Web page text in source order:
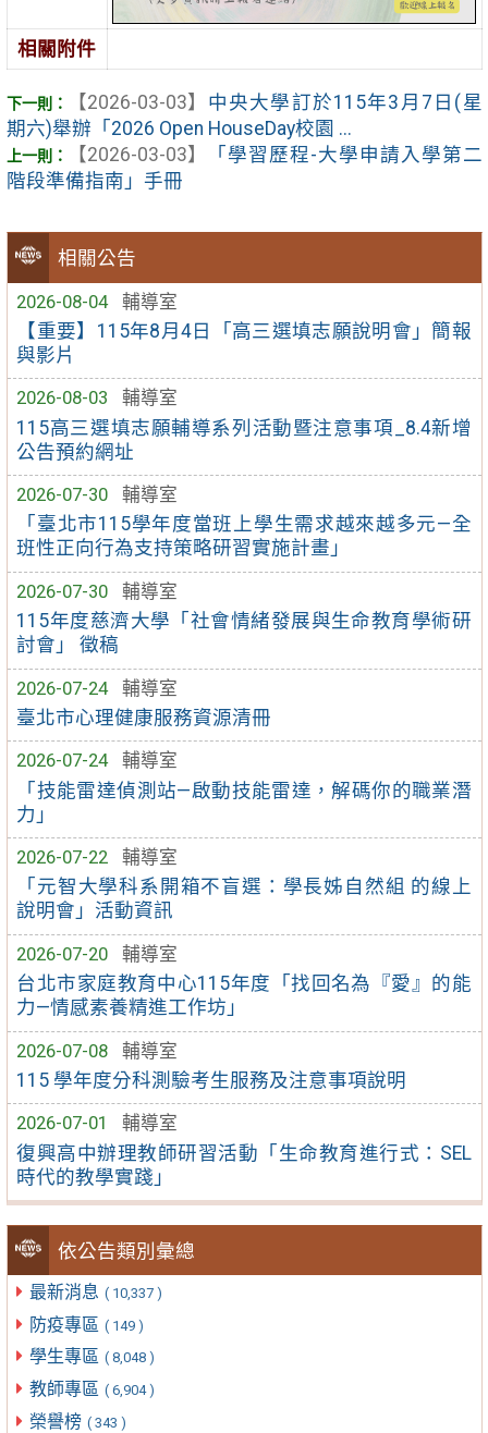
相關公告
2026-08-04
輔導室
【重要】115年8月4日「高三選填志願說明會」簡報
與影片
2026-08-03
輔導室
115高三選填志願輔導系列活動暨注意事項_8.4新增
公告預約網址
2026-07-30
輔導室
「臺北市115學年度當班上學生需求越來越多元—全
班性正向行為支持策略研習實施計畫」
2026-07-30
輔導室
115年度慈濟大學「社會情緒發展與生命教育學術研
討會」 徵稿
2026-07-24
輔導室
臺北市心理健康服務資源清冊
2026-07-24
輔導室
「技能雷達偵測站—啟動技能雷達，解碼你的職業潛
力」
2026-07-22
輔導室
「元智大學科系開箱不盲選：學長姊自然組 的線上
說明會」活動資訊
2026-07-20
輔導室
台北市家庭教育中心115年度「找回名為『愛』的能
力—情感素養精進工作坊」
2026-07-08
輔導室
115 學年度分科測驗考生服務及注意事項說明
2026-07-01
輔導室
復興高中辦理教師研習活動「生命教育進行式：SEL
時代的教學實踐」
依公告類別彙總
最新消息 ( 10,337 )
防疫專區 ( 149 )
學生專區 ( 8,048 )
教師專區 ( 6,904 )
榮譽榜 ( 343 )
相關附件
【2026-03-03】
中央大學訂於115年3月7日(星
期六)舉辦「2026 Open HouseDay校園 ...
【2026-03-03】
「學習歷程-大學申請入學第二
階段準備指南」手冊